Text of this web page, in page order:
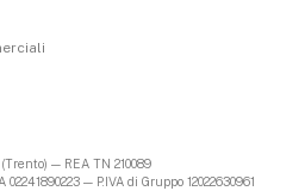
— REA TN 210089
— P.IVA di Gruppo 12022630961